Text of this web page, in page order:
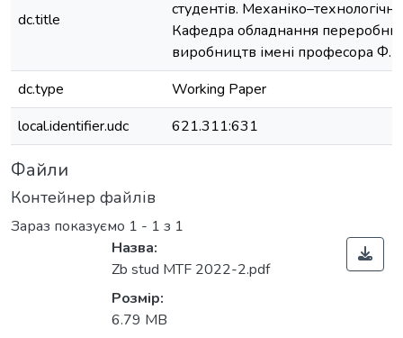
dc.title
студентів.
Кафедра обладнання
виробництв імені професора
dc.type
Working Paper
local.identifier.udc
621.311:631
Файли
Контейнер файлів
Зараз показуємо 1 - 1 з 1
Назва:
Zb stud MTF 2022-2.pdf
Розмір:
6.79 MB